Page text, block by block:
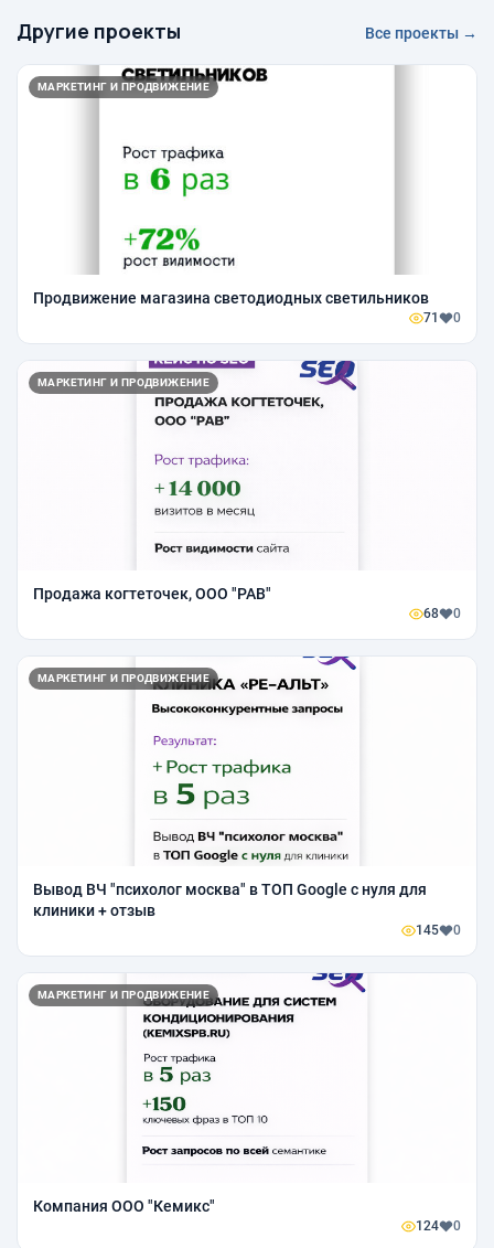
Другие проекты Все проекты →
МАРКЕТИНГ И ПРОДВИЖЕНИЕ
Продвижение магазина светодиодных светильников
71 0
МАРКЕТИНГ И ПРОДВИЖЕНИЕ
Продажа когтеточек, ООО "РАВ"
68 0
МАРКЕТИНГ И ПРОДВИЖЕНИЕ
Вывод ВЧ "психолог москва" в ТОП Google с нуля для
клиники + отзыв
145 0
МАРКЕТИНГ И ПРОДВИЖЕНИЕ
Компания ООО "Кемикс"
124 0